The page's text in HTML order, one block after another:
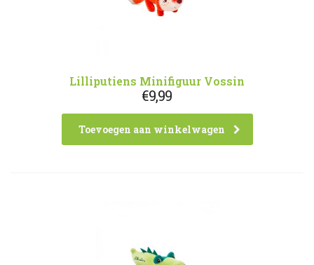
Lilliputiens Minifiguur Vossin
€9,99
Toevoegen aan winkelwagen